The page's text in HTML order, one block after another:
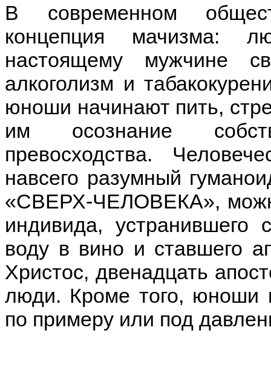
В современном
концепция мачизма:
настоящему мужчине
алкоголизм и
юноши начинают пить,
им осознание
превосходства.
навсего разумный
«СВЕРХ-ЧЕЛОВЕКА»,
индивида, устранившего
воду в вино и ставшего
Христос, двенадцать
люди. Кроме того, юноши
по примеру или под